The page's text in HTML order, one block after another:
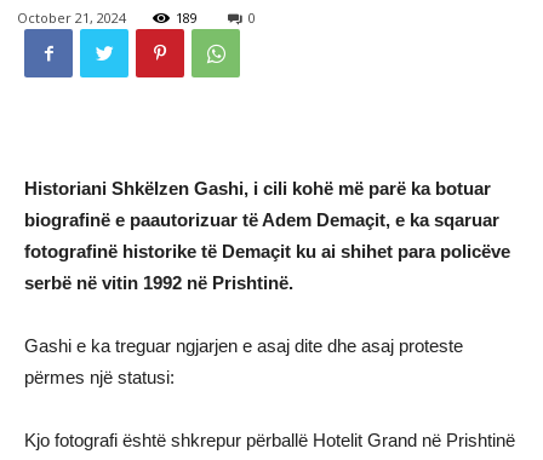
October 21, 2024 189 0
Historiani Shkëlzen Gashi, i cili kohë më parë ka botuar
biografinë e paautorizuar të Adem Demaçit, e ka sqaruar
fotografinë historike të Demaçit ku ai shihet para policëve
serbë në vitin 1992 në Prishtinë.
Gashi e ka treguar ngjarjen e asaj dite dhe asaj proteste
përmes një statusi:
Kjo fotografi është shkrepur përballë Hotelit Grand në Prishtinë